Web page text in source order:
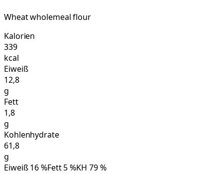
Wheat wholemeal flour
Kalorien
339
kcal
Eiweiß
12,8
g
Fett
1,8
g
Kohlenhydrate
61,8
g
Eiweiß16%Fett5%KH 79%